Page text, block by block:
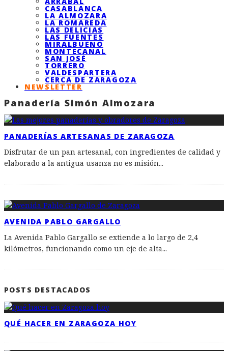
CASABLANCA
LA ALMOZARA
LA ROMAREDA
LAS DELICIAS
LAS FUENTES
MIRALBUENO
MONTECANAL
SAN JOSÉ
TORRERO
VALDESPARTERA
CERCA DE ZARAGOZA
NEWSLETTER
Panadería Simón Almozara
PANADERÍAS ARTESANAS DE ZARAGOZA
Disfrutar de un pan artesanal, con ingredientes de calidad y
elaborado a la antigua usanza no es misión...
AVENIDA PABLO GARGALLO
La Avenida Pablo Gargallo se extiende a lo largo de 2,4
kilómetros, funcionando como un eje de alta...
POSTS DESTACADOS
QUÉ HACER EN ZARAGOZA HOY